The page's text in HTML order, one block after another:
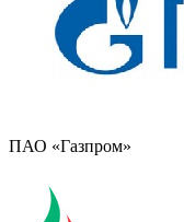
ПАО «Газпром»